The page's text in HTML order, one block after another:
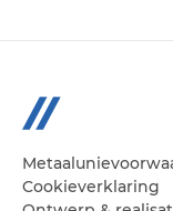
Cookieverklaring